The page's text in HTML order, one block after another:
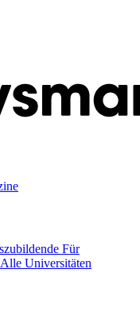
Für
Alle Universitäten